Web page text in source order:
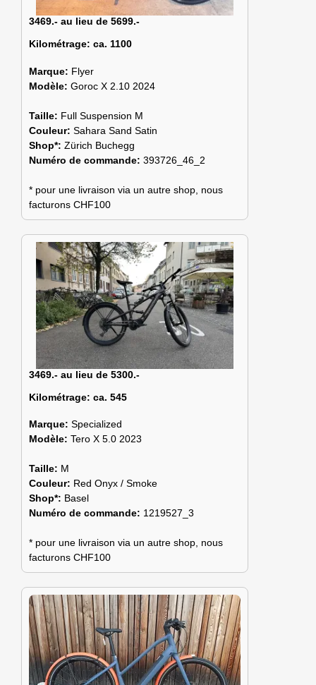
3469.- au lieu de 5699.-
Kilométrage: ca. 1100
Marque: Flyer
Modèle: Goroc X 2.10 2024
Taille: Full Suspension M
Couleur: Sahara Sand Satin
Shop*: Zürich Buchegg
Numéro de commande: 393726_46_2
* pour une livraison via un autre shop, nous
facturons CHF100
3469.- au lieu de 5300.-
Kilométrage: ca. 545
Marque: Specialized
Modèle: Tero X 5.0 2023
Taille: M
Couleur: Red Onyx / Smoke
Shop*: Basel
Numéro de commande: 1219527_3
* pour une livraison via un autre shop, nous
facturons CHF100